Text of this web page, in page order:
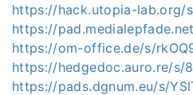
https://hack.utopia-lab.org/
https://
https://om-office.de/s/
https://hedgedoc.auro.re/s/
https://pads.dgnum.eu/s/